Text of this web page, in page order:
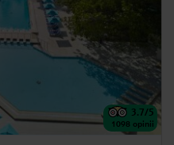
3.7/5
1098 opinii